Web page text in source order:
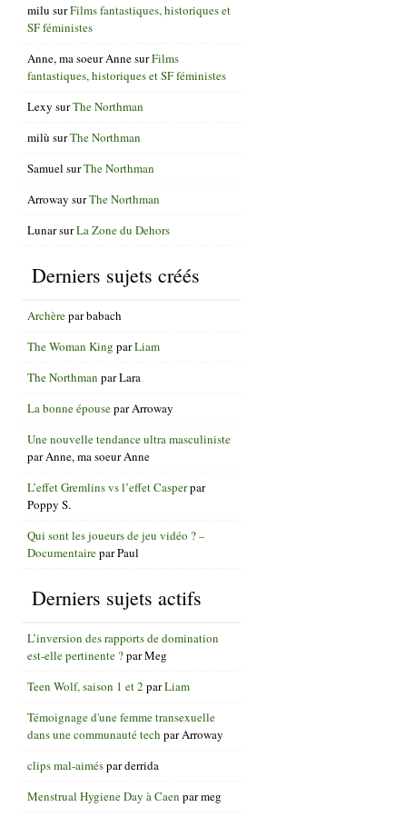
milu surFilms fantastiques, historiques et
SF féministes
Anne, ma soeur AnnesurFilms
fantastiques, historiques et SF féministes
Lexy surThe Northman
milù surThe Northman
Samuel surThe Northman
Arroway surThe Northman
LunarsurLa Zone du Dehors
Derniers sujets créés
Archèreparbabach
The Woman King parLiam
The Northman parLara
La bonne épouseparArroway
Une nouvelle tendance ultra masculiniste
parAnne, ma soeur Anne
L’effet Gremlins vs l’effet Casperpar
Poppy S.
Qui sont les joueurs de jeu vidéo ? –
DocumentaireparPaul
Derniers sujets actifs
L’inversion des rapports de domination
est-elle pertinente ?parMeg
Teen Wolf, saison 1 et 2 parLiam
Témoignage d'une femme transexuelle
dans une communauté tech parArroway
clips mal-aimésparderrida
Menstrual Hygiene Day à Caen parmeg